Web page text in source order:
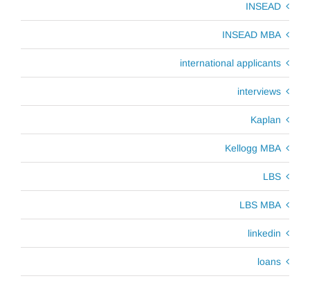
INSEAD
INSEAD MBA
international applicants
interviews
Kaplan
Kellogg MBA
LBS
LBS MBA
linkedin
loans